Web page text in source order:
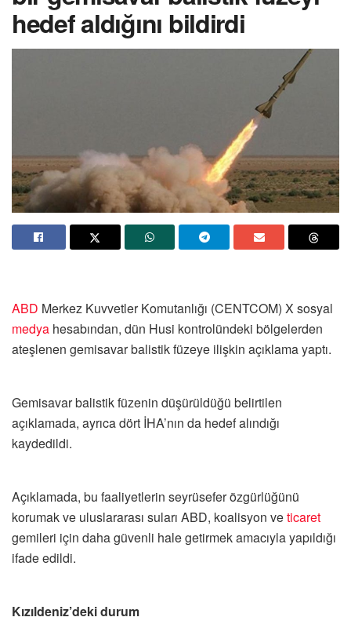
hedef aldığını bildirdi
ABD Merkez Kuvvetler Komutanlığı (CENTCOM) X sosyal
medya hesabından, dün Husi kontrolündeki bölgelerden
ateşlenen gemisavar balistik füzeye ilişkin açıklama yaptı.
Gemisavar balistik füzenin düşürüldüğü belirtilen
açıklamada, ayrıca dört İHA’nın da hedef alındığı
kaydedildi.
Açıklamada, bu faaliyetlerin seyrüsefer özgürlüğünü
korumak ve uluslararası suları ABD, koalisyon veticaret
gemileri için daha güvenli hale getirmek amacıyla yapıldığı
ifade edildi.
Kızıldeniz’deki durum